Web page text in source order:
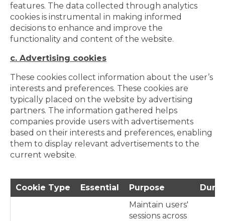
features. The data collected through analytics
cookies is instrumental in making informed
decisions to enhance and improve the
functionality and content of the website.
c. Advertising cookies
These cookies collect information about the user’s
interests and preferences. These cookies are
typically placed on the website by advertising
partners. The information gathered helps
companies provide users with advertisements
based on their interests and preferences, enabling
them to display relevant advertisements to the
current website.
Cookie Type Essential Purpose
Maintain users'
sessions across